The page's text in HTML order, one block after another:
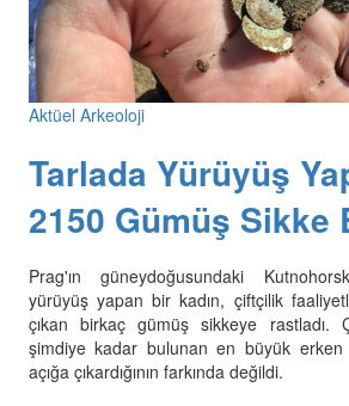
Aktüel Arkeoloji
Tarlada Yürüyüş
2150 Gümüş Sikke
Prag'ın güneydoğusundaki
yürüyüş yapan bir kadın, çiftçilik
çıkan birkaç gümüş sikkeye rastladı.
şimdiye kadar bulunan en büyük
açığa çıkardığının farkında değildi.